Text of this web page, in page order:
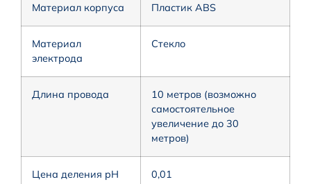
Материал корпуса Пластик ABS
Материал
электрода
Стекло
Длина провода
10 метров (возможно
самостоятельное
увеличение до 30
метров)
Цена деления pH 0,01